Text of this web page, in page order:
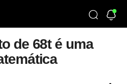
de 68t é uma